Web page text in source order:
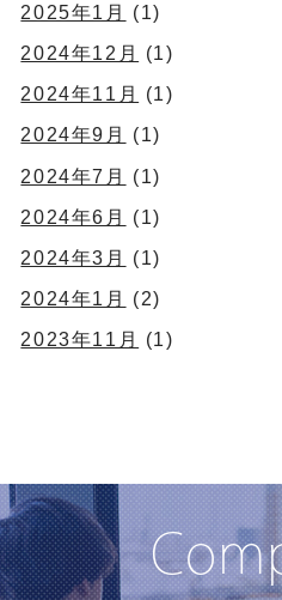
2025年1月 (1)
2024年12月 (1)
2024年11月 (1)
2024年9月 (1)
2024年7月 (1)
2024年6月 (1)
2024年3月 (1)
2024年1月 (2)
2023年11月 (1)